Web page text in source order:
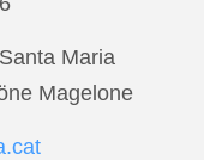
Maria
Magelone